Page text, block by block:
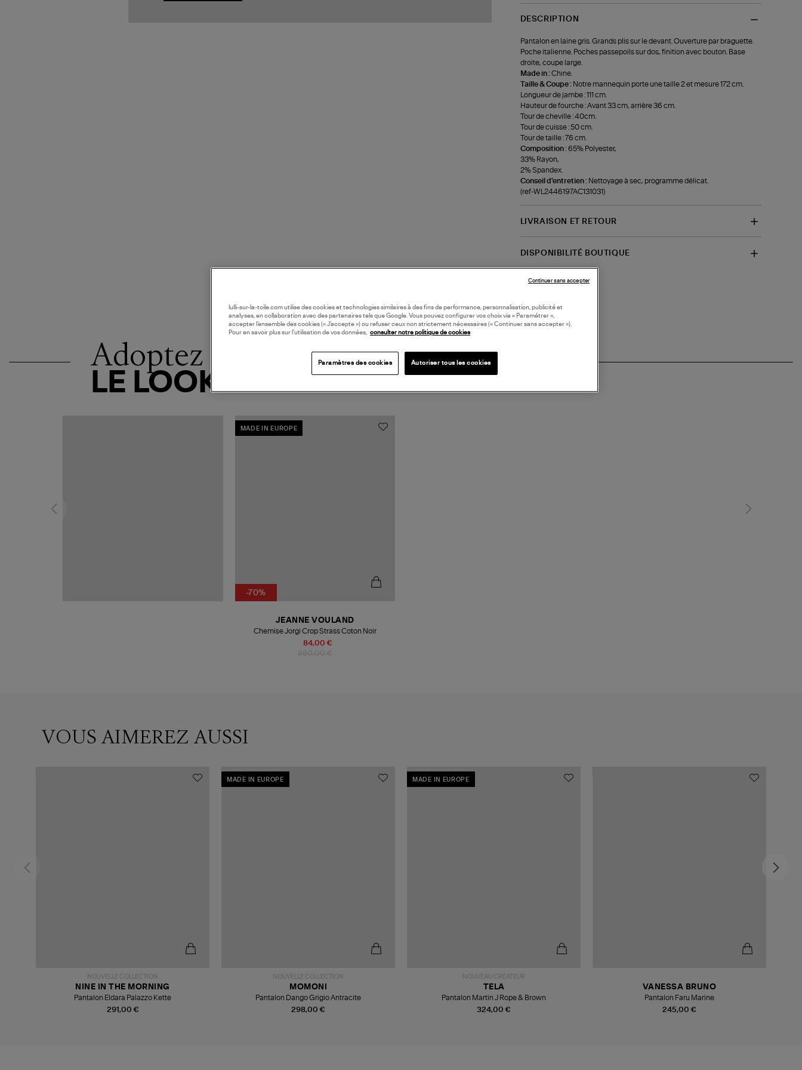
DESCRIPTION
Pantalon en laine gris. Grands plis sur le devant. Ouverture par braguette.
Poche italienne. Poches passepoils sur dos, finition avec bouton. Base
droite, coupe large.
Made in :Chine.
Taille & Coupe : Notre mannequin porte une taille 2 et mesure 172 cm.
Longueur de jambe : 111 cm.
Hauteur de fourche : Avant 33 cm, arrière 36 cm.
Tour de cheville : 40cm.
Tour de cuisse : 50 cm.
Tour de taille : 76 cm.
Composition :65% Polyester,
33% Rayon,
2% Spandex.
Conseil d'entretien : Nettoyage à sec, programme délicat.
(ref-WL2446197AC131031)
LIVRAISON ET RETOUR
DISPONIBILITÉ BOUTIQUE
Adoptez
LE LOOK
MADE IN EUROPE
-70%
84,00 €
JEANNE VOULAND
Chemise Jorgi Crop Strass Coton Noir
VOUS AIMEREZ AUSSI
NOUVELLE COLLECTION
291,00 €
NINE IN THE MORNING
Pantalon Eldara Palazzo Kette
MADE IN EUROPE
NOUVELLE COLLECTION
298,00 €
MOMONI
Pantalon Dango Grigio Antracite
MADE IN EUROPE
NOUVEAU CRÉATEUR
324,00 €
TELA
Pantalon Martin J Rope & Brown
245,00 €
VANESSA BRUNO
Pantalon Faru Marine
lulli-sur-la-toile.com utilise des cookies et technologies similaires à des fins de performance, personnalisation, publicité et
analyses, en collaboration avec des partenaires tels que Google. Vous pouvez configurer vos choix via « Paramétrer »,
accepter l’ensemble des cookies (« J’accepte ») ou refuser ceux non strictement nécessaires (« Continuer sans accepter »).
Pour en savoir plus sur l’utilisation de vos données, consulter notre politique de cookies
Paramètres des cookies Autoriser tous les cookies
Continuer sans accepter